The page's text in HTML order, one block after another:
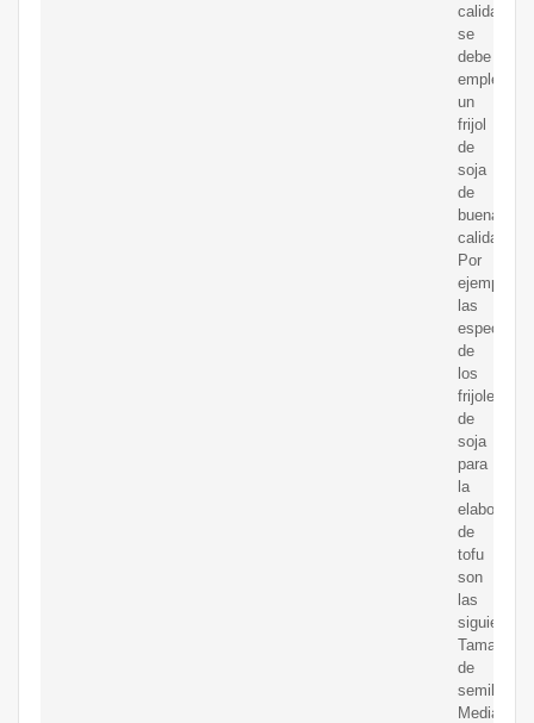
calidad
se
debe
emplear
un
frijol
de
soja
de
buena
calidad.
Por
ejemplo,
las
de
los
frijoles
de
soja
para
la
de
tofu
son
las
siguientes.
Tamaño
de
semilla:
Mediana